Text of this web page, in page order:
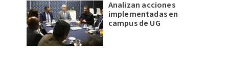
Analizan acciones
implementadas en
campus de UG